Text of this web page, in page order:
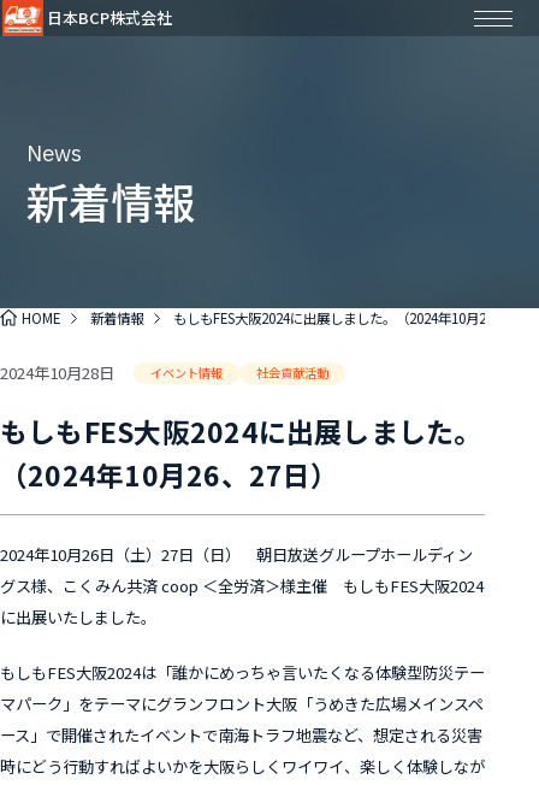
日本BCP株式会社
News
新着情報
HOME 新着情報 もしもFES大阪2024に出展しました。（2024年10月26、27日
2024年10月28日 イベント情報 社会貢献活動
もしもFES大阪2024に出展しました。
（2024年10月26、27日）
2024年10月26日（土）27日（日） 朝日放送グループホールディン
グス様、こくみん共済 coop ＜全労済＞様主催 もしもFES大阪2024
に出展いたしました。
もしもFES大阪2024は「誰かにめっちゃ言いたくなる体験型防災テー
マパーク」をテーマにグランフロント大阪「うめきた広場メインスペ
ース」で開催されたイベントで南海トラフ地震など、想定される災害
時にどう行動すればよいかを大阪らしくワイワイ、楽しく体験しなが